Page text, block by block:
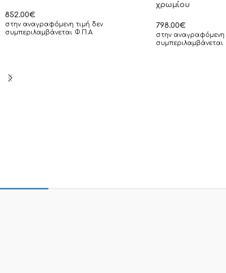
852.00€
στην αναγραφόμενη τιμή δεν
συμπεριλαμβάνεται Φ.Π.Α
χρωμίου
798.00€
στην αναγραφόμενη